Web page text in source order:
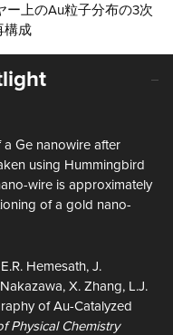
ー上のAu粒子分布の3次
構成
Ge nanowire after
using Hummingbird
wire is approximately
of a gold nano-
Hemesath, J.
X. Zhang, L.J.
of Au-Catalyzed
Physical Chemistry